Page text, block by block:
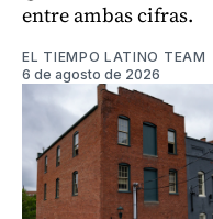
entre ambas cifras.
EL TIEMPO LATINO TEAM
6 de agosto de 2026